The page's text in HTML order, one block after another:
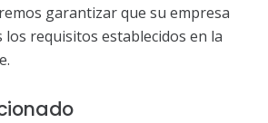
garantizar que su empresa
los requisitos establecidos en la